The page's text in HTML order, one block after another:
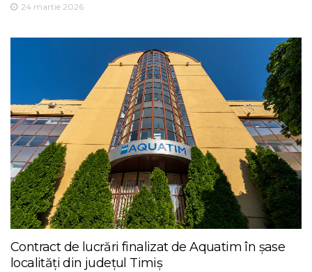
24 martie 2026
Contract de lucrări finalizat de Aquatim în șase
localități din județul Timiș